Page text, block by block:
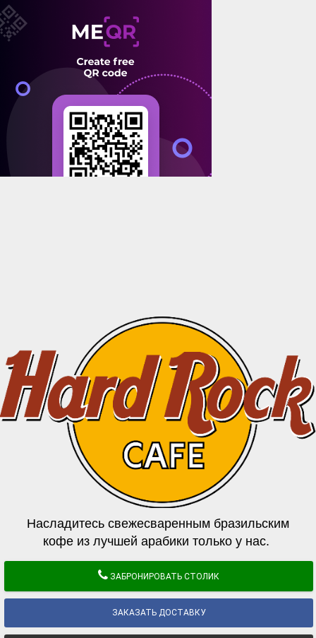
Насладитесь свежесваренным бразильским
кофе из лучшей арабики только у нас.
ЗАБРОНИРОВАТЬ СТОЛИК
ЗАКАЗАТЬ ДОСТАВКУ